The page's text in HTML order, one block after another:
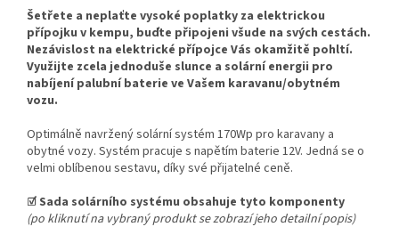
Šetřete a neplaťte vysoké poplatky za elektrickou
přípojku v kempu, buďte připojeni všude na svých cestách.
Nezávislost na elektrické přípojce Vás okamžitě pohltí.
Využijte zcela jednoduše slunce a solární energii pro
nabíjení palubní baterie ve Vašem karavanu/obytném
vozu.
Optimálně navržený solární systém 170Wp pro karavany a
obytné vozy. Systém pracuje s napětím baterie 12V. Jedná se o
velmi oblíbenou sestavu, díky své přijatelné ceně.
☑ Sada solárního systému obsahuje tyto komponenty
(po kliknutí na vybraný produkt se zobrazí jeho detailní popis)